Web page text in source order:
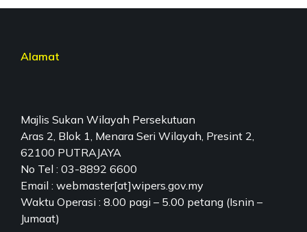
Alamat
Majlis Sukan Wilayah Persekutuan
Aras 2, Blok 1, Menara Seri Wilayah, Presint 2,
62100 PUTRAJAYA
No Tel : 03-8892 6600
Email : webmaster[at]wipers.gov.my
Waktu Operasi : 8.00 pagi – 5.00 petang (Isnin –
Jumaat)